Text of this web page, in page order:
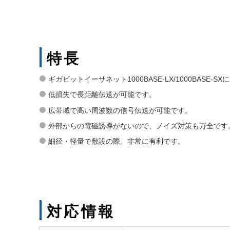
特長
ギガビットイーサネット1000BASE-LX/1000BASE-SXに
低損失で長距離伝送が可能です。
広帯域で高い周波数の信号伝送が可能です。
外部からの電磁誘導がないので、ノイズ対策も万全です
細径・軽量で敷設の際、非常に有利です。
対応情報